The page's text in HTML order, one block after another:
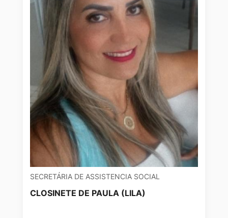
SECRETÁRIA DE ASSISTENCIA SOCIAL
CLOSINETE DE PAULA (LILA)